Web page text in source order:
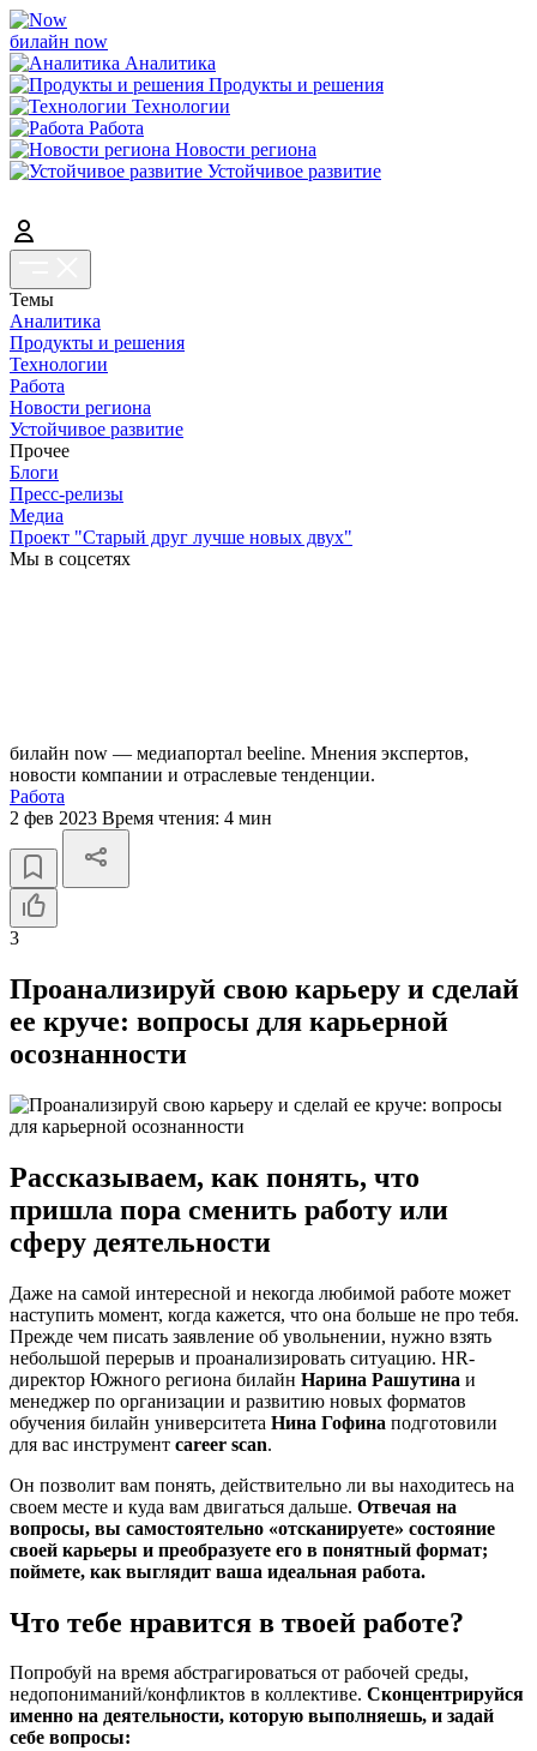
билайн now
Аналитика
Продукты и решения
Технологии
Работа
Новости региона
Устойчивое развитие
Темы
Аналитика
Продукты и решения
Технологии
Работа
Новости региона
Устойчивое развитие
Прочее
Блоги
Пресс-релизы
Медиа
Проект "Старый друг лучше новых двух"
Мы в соцсетях
билайн now — медиапортал beeline. Мнения экспертов,
новости компании и отраслевые тенденции.
Работа
2 фев 2023 Время чтения: 4 мин
3
Проанализируй свою карьеру и сделай
ее круче: вопросы для карьерной
осознанности
Рассказываем, как понять, что
пришла пора сменить работу или
сферу деятельности
Даже на самой интересной и некогда любимой работе может
наступить момент, когда кажется, что она больше не про тебя.
Прежде чем писать заявление об увольнении, нужно взять
небольшой перерыв и проанализировать ситуацию. HR-
директор Южного региона билайн Нарина Рашутина и
менеджер по организации и развитию новых форматов
обучения билайн университета Нина Гофина подготовили
для вас инструмент career scan.
Он позволит вам понять, действительно ли вы находитесь на
своем месте и куда вам двигаться дальше. Отвечая на
вопросы, вы самостоятельно «отсканируете» состояние
своей карьеры и преобразуете его в понятный формат;
поймете, как выглядит ваша идеальная работа.
Что тебе нравится в твоей работе?
Попробуй на время абстрагироваться от рабочей среды,
недопониманий/конфликтов в коллективе. Сконцентрируйся
именно на деятельности, которую выполняешь, и задай
себе вопросы: